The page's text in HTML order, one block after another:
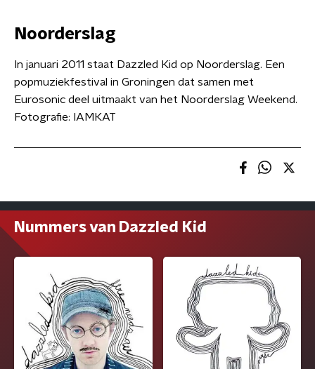
Noorderslag
In januari 2011 staat Dazzled Kid op Noorderslag. Een
popmuziekfestival in Groningen dat samen met
Eurosonic deel uitmaakt van het Noorderslag Weekend.
Fotografie: IAMKAT
Nummers van Dazzled Kid